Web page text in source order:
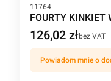
Kod produktu
11764
FOURTY
Cena
126,02 złbez VAT
Powiadom mnie o